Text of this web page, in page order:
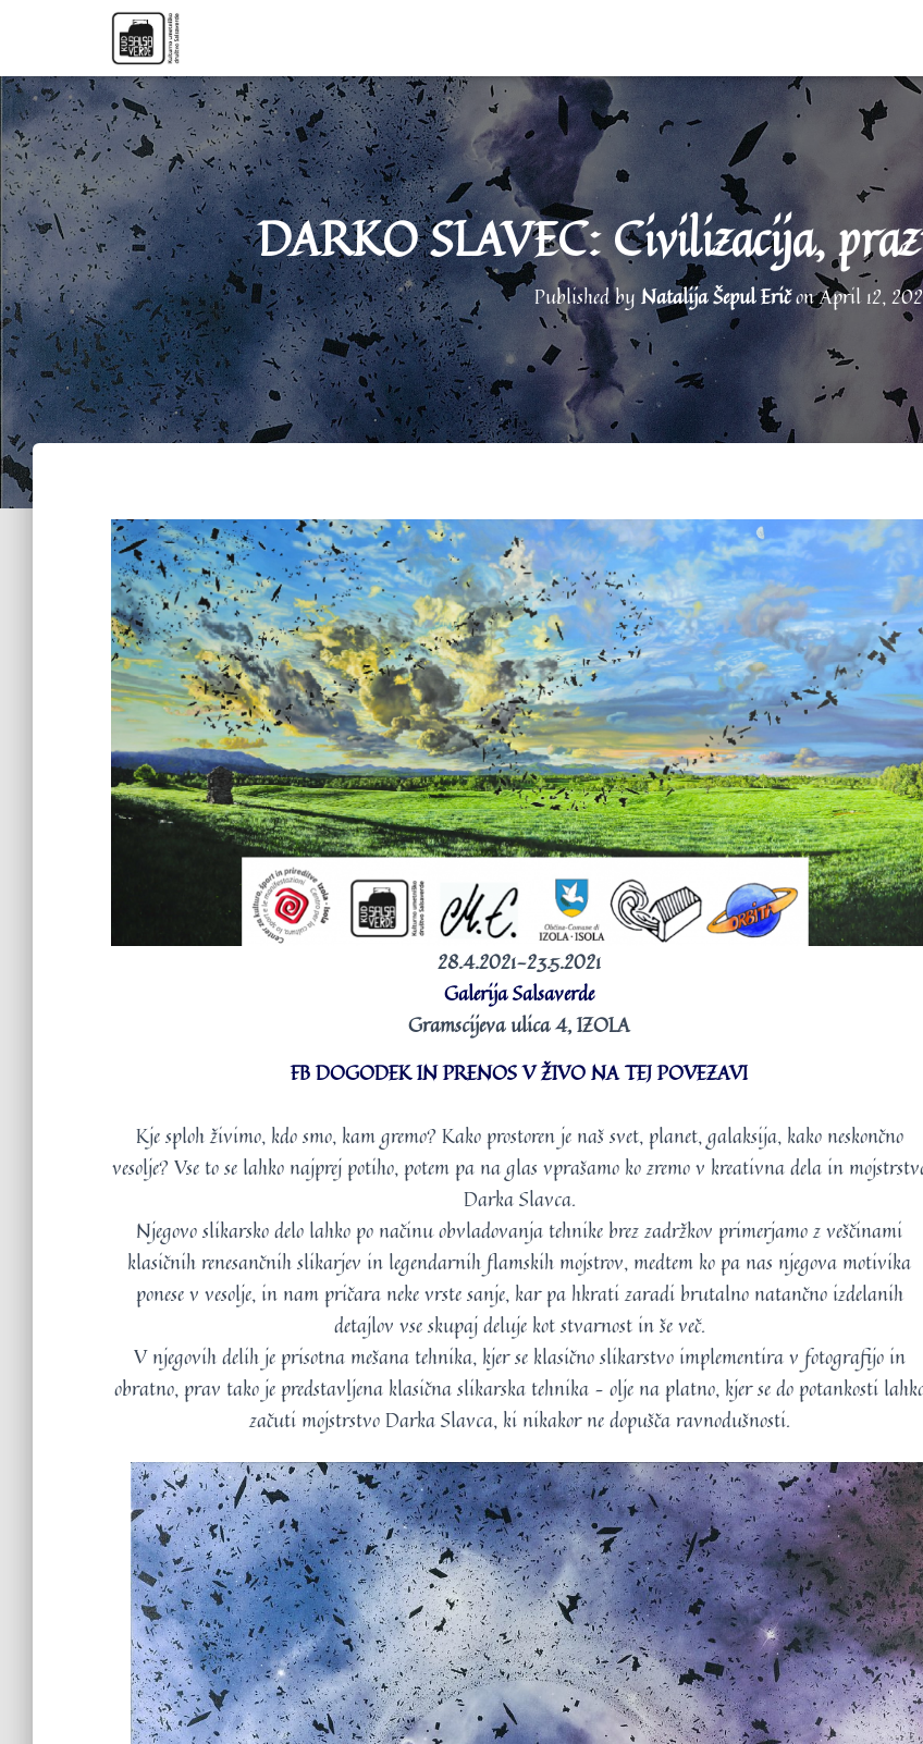
DARKO SLAVEC: Civilizacija,
Published by Natalija Šepul EričonApril 12,
28.4.2021-23.5.2021
Galerija Salsaverde
Gramscijeva ulica 4, IZOLA
FB DOGODEK IN PRENOS V ŽIVO NA TEJ POVEZAVI
Kje sploh živimo, kdo smo, kam gremo? Kako prostoren je naš svet, planet, galaksija, kako neskončno
vesolje? Vse to se lahko najprej potiho, potem pa na glas vprašamo ko zremo v kreativna dela in
Darka Slavca.
Njegovo slikarsko delo lahko po načinu obvladovanja tehnike brez zadržkov primerjamo z veščinami
klasičnih renesančnih slikarjev in legendarnih flamskih mojstrov, medtem ko pa nas njegova motivika
ponese v vesolje, in nam pričara neke vrste sanje, kar pa hkrati zaradi brutalno natančno izdelanih
detajlov vse skupaj deluje kot stvarnost in še več.
V njegovih delih je prisotna mešana tehnika, kjer se klasično slikarstvo implementira v fotografijo in
obratno, prav tako je predstavljena klasična slikarska tehnika – olje na platno, kjer se do potankosti
začuti mojstrstvo Darka Slavca, ki nikakor ne dopušča ravnodušnosti.